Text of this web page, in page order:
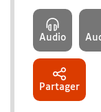
Audio
Partager